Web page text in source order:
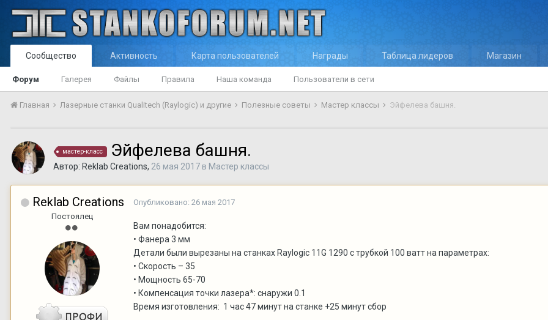
Сообщество
Форум Галерея Файлы Правила Наша команда Пользователи в сети
Активность Карта пользователей Награды Таблица лидеров Магазин
Главная Лазерные станки Qualitech (Raylogic) и другие Полезные советы Мастер классы Эйфелева башня.
мастер-класс Эйфелева башня.
Автор: Reklab Creations, 26 мая 2017 в Мастер классы
Reklab Creations
Постоялец
Опубликовано: 26 мая 2017
Вам понадобится:
• Фанера 3 мм
Детали были вырезаны на станках Raylogic 11G 1290 с трубкой 100 ватт на параметрах:
• Скорость – 35
• Мощность 65-70
• Компенсация точки лазера*: снаружи 0.1
Время изготовления: 1 час 47 минут на станке +25 минут сбор